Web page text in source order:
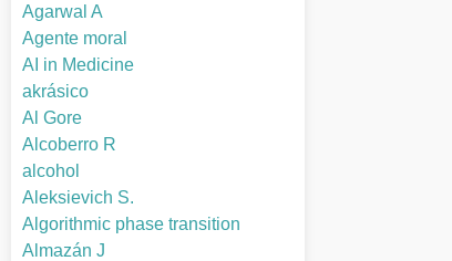
Agarwal A
Agente moral
AI in Medicine
akrásico
Al Gore
Alcoberro R
alcohol
Aleksievich S.
Algorithmic phase transition
Almazán J